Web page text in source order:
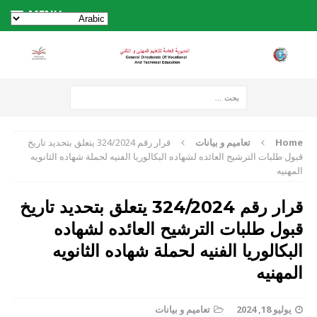
MENU
Home تعاميم و بيانات
قرار رقم 324/2024 يتعلق بتحديد تاريخ
قبول طلبات الترشيح العائده لشهاده البكالوريا الفنيه لحملة شهاده الثانويه
المهنيه
قرار رقم 324/2024 يتعلق بتحديد تاريخ
قبول طلبات الترشيح العائده لشهاده
البكالوريا الفنيه لحملة شهاده الثانويه
المهنيه
يوليو 18, 2024 تعاميم و بيانات